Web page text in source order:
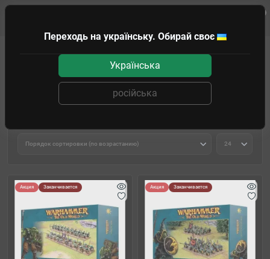
Orc and Goblin Tribes
Фильтр товаров
Акция Заканчивается Акция Заканчивается
Переходь на українську. Обирай своє
Українська
російська